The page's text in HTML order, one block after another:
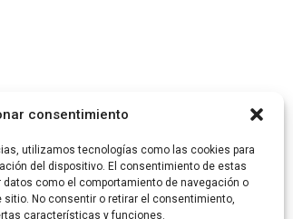
consentimiento
utilizamos tecnologías como las cookies para
del dispositivo. El consentimiento de estas
como el comportamiento de navegación o
No consentir o retirar el consentimiento,
características y funciones.